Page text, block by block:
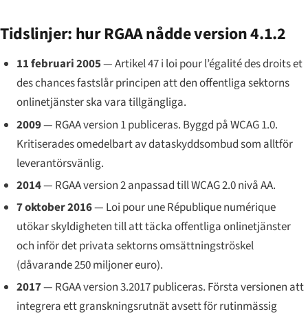
Tidslinjer: hur RGAA nådde version 4.1.2
11 februari 2005— Artikel 47 i loi pour l’égalité des droits et
des chancesfastslår principen att den offentliga sektorns
onlinetjänster ska vara tillgängliga.
2009— RGAA version 1 publiceras. Byggd på WCAG 1.0.
Kritiserades omedelbart av dataskyddsombud som alltför
leverantörsvänlig.
2014— RGAA version 2 anpassad till WCAG 2.0 nivå AA.
7 oktober 2016— Loi pour une République numérique
utökar skyldigheten till att täcka offentliga onlinetjänster
och inför det privata sektorns omsättningströskel
(dåvarande 250 miljoner euro).
2017— RGAA version 3.2017 publiceras. Första versionen att
integrera ett granskningsrutnät avsett för rutinmässig